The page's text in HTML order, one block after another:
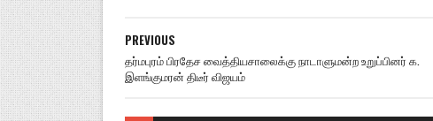
PREVIOUS
தர்மபுரம் பிரதேச வைத்தியசாலைக்கு நாடாளுமன்ற உறுப்பினர் க.
இளங்குமரன் திடீர் விஜயம்